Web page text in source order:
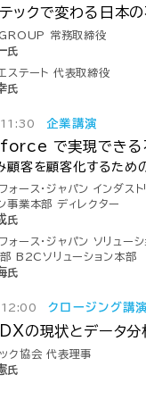
テックで変わる 日本の
GROUP 常務取締役
氏
ステート 代表取締役
氏
11:30企業講演
で実現できる
顧客を顧客化するため
ォース・ジャパン インダス
事業本部 ディレクター
氏
ォース・ジャパン ソリューシ
B2Cソリューション本部
氏
12:00クロージング講演
DXの現状とデータ分
ク協会 代表理事
氏